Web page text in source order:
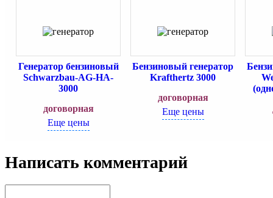
Генератор бензиновый
Schwarzbau-AG-HA-
3000
договорная
Еще цены
Бензиновый генератор
Krafthertz 3000
договорная
Еще цены
Написать комментарий